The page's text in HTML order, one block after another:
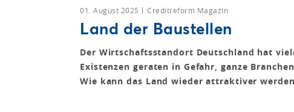
01. August 2025 Creditreform Magazin
Land der Baustellen
Der Wirtschaftsstandort Deutschland hat
Existenzen geraten in Gefahr, ganze
Wie kann das Land wieder attraktiver